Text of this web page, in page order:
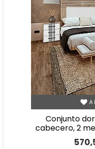
A
conjunto dormitorio toscana con
cabecero, 2